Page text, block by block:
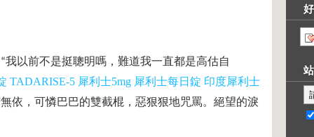
“我以前不是挺聰明嗎，難道我一直都是高估自
TADARISE-5 犀利士5mg 犀利士每日錠 印度犀利士
依，可憐巴巴的雙截棍，惡狠狠地咒罵。絕望的淚